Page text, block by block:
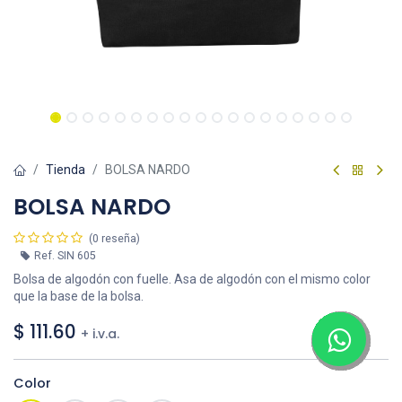
Tienda BOLSA NARDO
BOLSA NARDO
(0 reseña)
Ref. SIN 605
Bolsa de algodón con fuelle. Asa de algodón con el mismo color
que la base de la bolsa.
$ 111.60 + i.v.a.
Color